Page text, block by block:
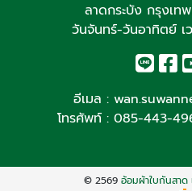
ลาดกระบัง กรุงเท
วันจันทร์-วันอาทิตย์ เ
อีเมล :
โทรศัพท์ : 085-443-
© 2569อ้อมผ้าใบกันสาด